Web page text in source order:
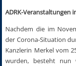
ADRK-Veranstaltungen
Nachdem die im
der Corona-Situation
Kanzlerin Merkel vom
wurden, besteht nun